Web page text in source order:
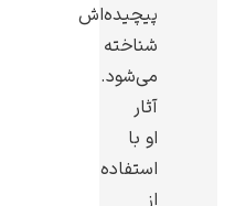
پیچیده‌اش
شناخته
می‌شود.
آثار
او با
استفاده
از